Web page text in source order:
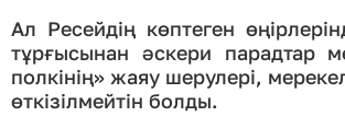
Ал Ресейдің көптеген
тұрғысынан әскери парадтар
полкінің» жаяу шерулері,
өткізілмейтін болды.